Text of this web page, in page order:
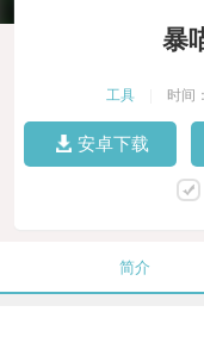
暴
工具 时间
安卓下载
简介